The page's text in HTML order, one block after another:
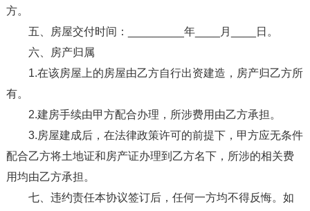
方。
五、房屋交付时间：_________年____月____日。
六、房产归属
1.在该房屋上的房屋由乙方自行出资建造，房产归乙方所
有。
2.建房手续由甲方配合办理，所涉费用由乙方承担。
3.房屋建成后，在法律政策许可的前提下，甲方应无条件
配合乙方将土地证和房产证办理到乙方名下，所涉的相关费
用均由乙方承担。
七、违约责任本协议签订后，任何一方均不得反悔。如